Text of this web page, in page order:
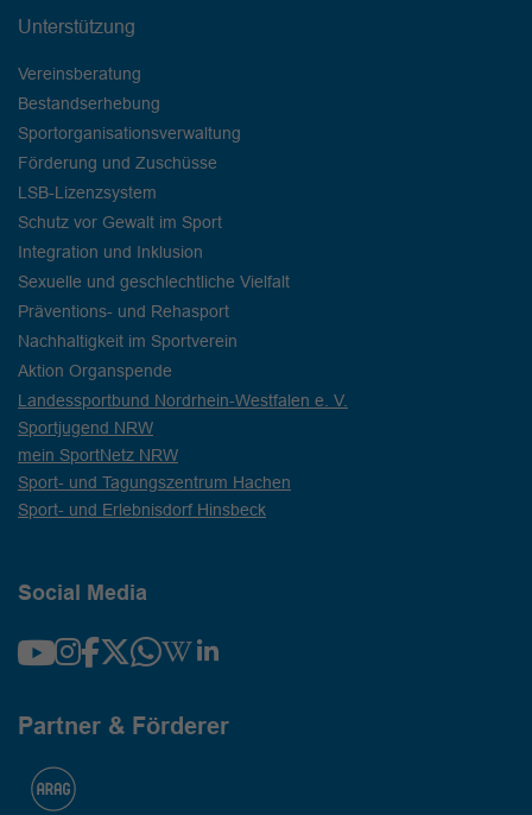
Unterstützung
Vereinsberatung
Bestandserhebung
Sportorganisationsverwaltung
Förderung und Zuschüsse
LSB-Lizenzsystem
Schutz vor Gewalt im Sport
Integration und Inklusion
Sexuelle und geschlechtliche Vielfalt
Präventions- und Rehasport
Nachhaltigkeit im Sportverein
Aktion Organspende
Landessportbund Nordrhein-Westfalen e. V.
Sportjugend NRW
mein SportNetz NRW
Sport- und Tagungszentrum Hachen
Sport- und Erlebnisdorf Hinsbeck
Social Media
Partner & Förderer